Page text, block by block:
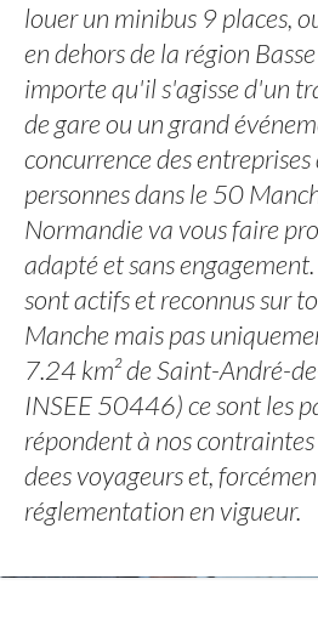
louer un minibus 9 places,
en dehors de la région
importe qu'il s'agisse d'un
de gare ou un grand
concurrence des
personnes dans le 50
Normandie va vous faire
adapté et sans
sont actifs et reconnus sur
Manche mais pas
7.24 km² de Saint-André-
INSEE 50446) ce sont les
répondent à nos
dees voyageurs et,
réglementation en vigueur.